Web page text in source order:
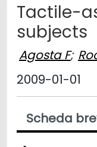
Tactile-
subjects
Agosta F;
2009-01-01
Scheda